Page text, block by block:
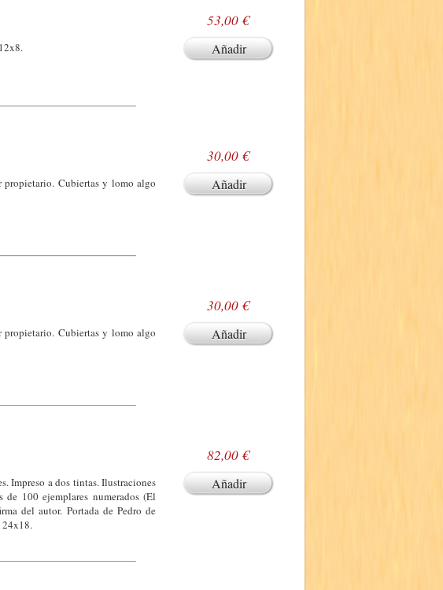
53,00 €
Añadir
propietario. Cubiertas y lomo algo
30,00 €
Añadir
propietario. Cubiertas y lomo algo
30,00 €
Añadir
Impreso a dos tintas. Ilustraciones
100 ejemplares numerados (El
del autor. Portada de Pedro de
24x18.
82,00 €
Añadir